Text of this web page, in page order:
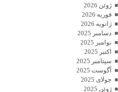
ژوئن 2026
فوریه 2026
ژانویه 2026
دسامبر 2025
نوامبر 2025
اکتبر 2025
سپتامبر 2025
آگوست 2025
جولای 2025
ژوئن 2025